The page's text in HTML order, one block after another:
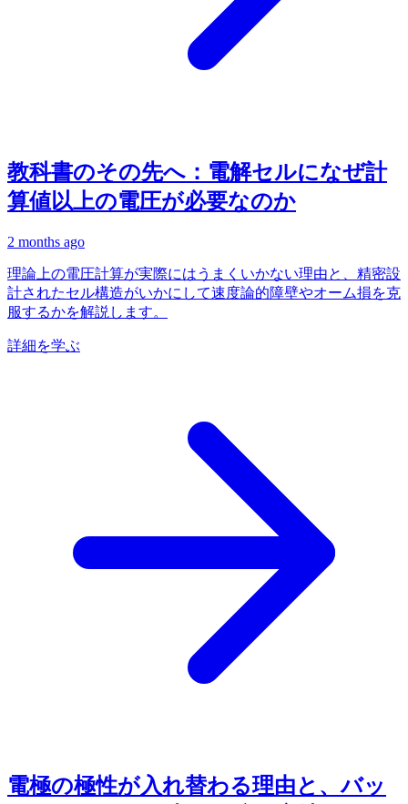
教科書のその先へ：電解セルになぜ計
算値以上の電圧が必要なのか
2 months ago
理論上の電圧計算が実際にはうまくいかない理由と、精密設
計されたセル構造がいかにして速度論的障壁やオーム損を克
服するかを解説します。
詳細を学ぶ
電極の極性が入れ替わる理由と、バッ